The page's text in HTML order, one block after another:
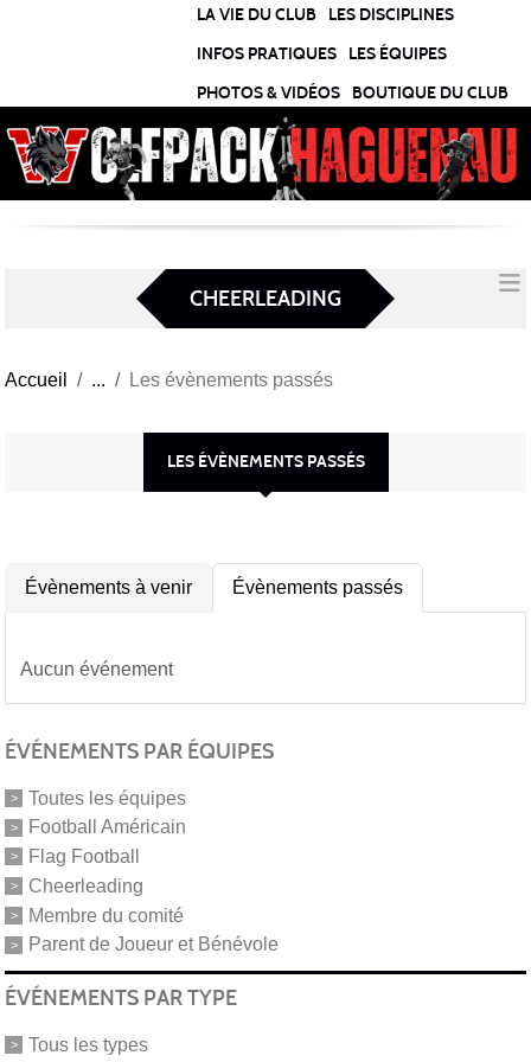
LA VIE DU CLUB
LES DISCIPLINES
INFOS PRATIQUES
LES ÉQUIPES
PHOTOS & VIDÉOS
BOUTIQUE DU CLUB
CHEERLEADING
Accueil Les évènements passés
LES ÉVÈNEMENTS PASSÉS
Évènements à venir Évènements passés
Aucun événement
ÉVÉNEMENTS PAR ÉQUIPES
Toutes les équipes
Football Américain
Flag Football
Cheerleading
Membre du comité
Parent de Joueur et Bénévole
ÉVÉNEMENTS PAR TYPE
Tous les types
Panneau de gestion des cookies